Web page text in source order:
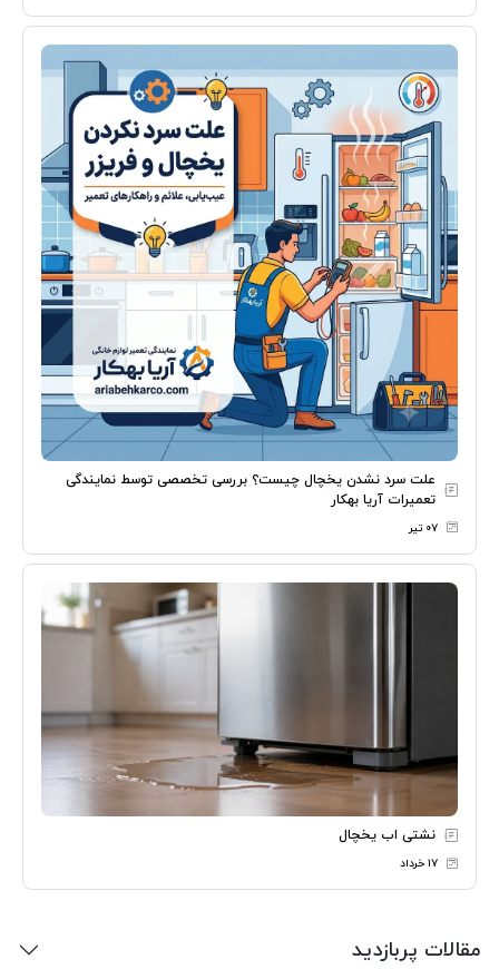
علت سرد نشدن یخچال چیست؟ بررسی تخصصی توسط نمایندگی
تعمیرات آریا بهکار
۰۷ تیر
نشتی اب یخچال
۱۷ خرداد
مقالات پربازدید